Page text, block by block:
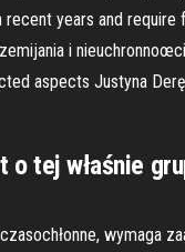
years and require
i
aspects Justyna
o tej właśnie
wymaga